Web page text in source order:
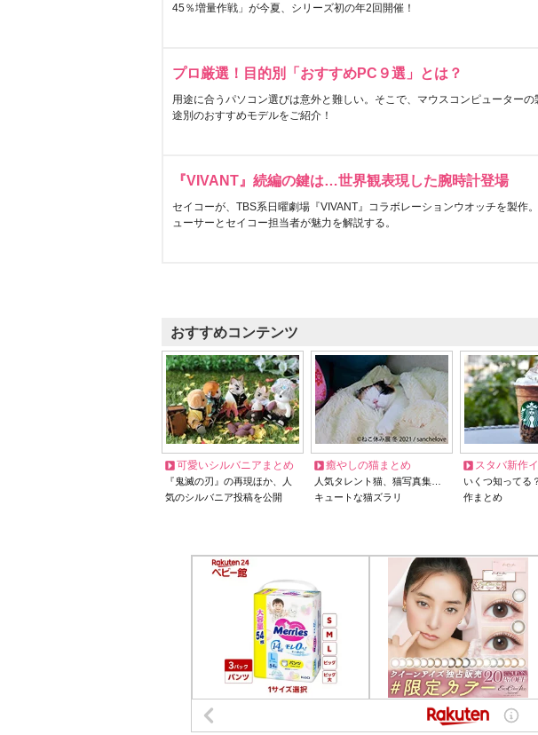
45％増量作戦」が今夏、シリーズ初の年2回開催！
プロ厳選！目的別「おすすめPC９選」とは？
用途に合うパソコン選びは意外と難しい。そこで、マウスコンピューターの
途別のおすすめモデルをご紹介！
『VIVANT』続編の鍵は…世界観表現した腕時計登場
セイコーが、TBS系日曜劇場『VIVANT』コラボレーションウオッチを製作
ューサーとセイコー担当者が魅力を解説する。
おすすめコンテンツ
可愛いシルバニアまとめ
『鬼滅の刃』の再現ほか、人
気のシルバニア投稿を公開
癒やしの猫まとめ
人気タレント猫、猫写真集…
キュートな猫ズラリ
スタバ新作
いくつ知って
作まとめ